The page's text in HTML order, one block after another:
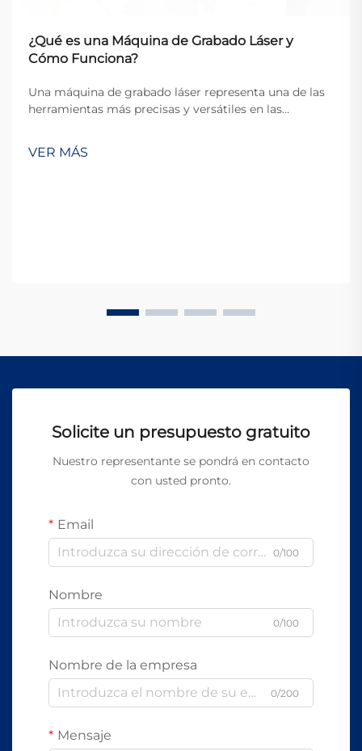
¿Qué es una Máquina de Grabado Láser y
Cómo Funciona?
Una máquina de grabado láser representa una de las
herramientas más precisas y versátiles en las
dispositivos sofisticados utilizan haces de láser
enfocados para marcar, grabar o cortar
VER MÁS
Solicite un presupuesto gratuito
Nuestro representante se pondrá en contacto
con usted pronto.
Email
0/100
Nombre
0/100
Nombre de la empresa
0/200
Mensaje